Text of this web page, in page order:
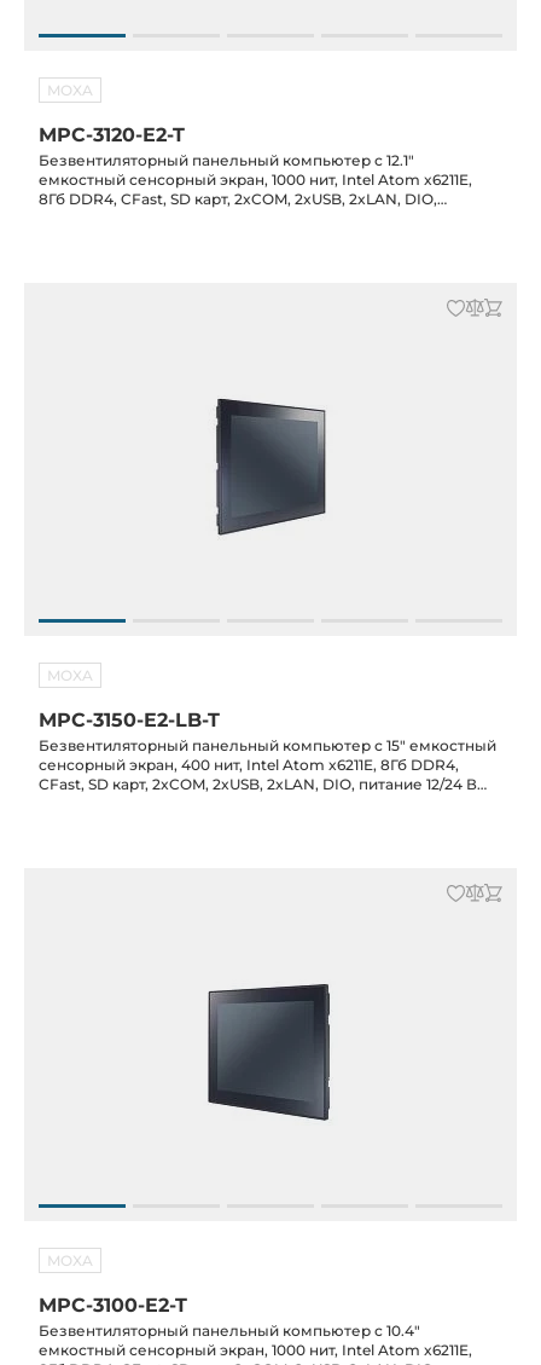
MOXA
MPC-3120-E2-T
Безвентиляторный панельный компьютер с 12.1"
емкостный сенсорный экран, 1000 нит, Intel Atom x6211E,
8Гб DDR4, CFast, SD карт, 2xCOM, 2xUSB, 2xLAN, DIO,
MOXA
MPC-3150-E2-LB-T
Безвентиляторный панельный компьютер с 15" емкостный
сенсорный экран, 400 нит, Intel Atom x6211E, 8Гб DDR4,
CFast, SD карт, 2xCOM, 2xUSB, 2xLAN, DIO, питание 12/24 В
MOXA
MPC-3100-E2-T
Безвентиляторный панельный компьютер с 10.4"
емкостный сенсорный экран, 1000 нит, Intel Atom x6211E,